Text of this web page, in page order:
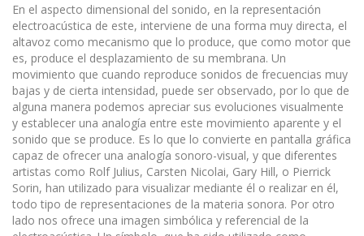
En el aspecto dimensional del sonido, en la representación
electroacústica de este, interviene de una forma muy directa, el
altavoz como mecanismo que lo produce, que como motor que
es, produce el desplazamiento de su membrana. Un
movimiento que cuando reproduce sonidos de frecuencias muy
bajas y de cierta intensidad, puede ser observado, por lo que de
alguna manera podemos apreciar sus evolucio­nes visualmente
y establecer una analogía entre este movimiento aparente y el
sonido que se produce. Es lo que lo convierte en pantalla gráfica
capaz de ofrecer una analogía sonoro-visual, y que diferentes
artistas como Rolf Julius, Carsten Nicolai, Gary Hill, o Pierrick
Sorin, han utilizado para visualizar mediante él o realizar en él,
todo tipo de representaciones de la materia sonora. Por otro
lado nos ofrece una imagen simbólica y referencial de la